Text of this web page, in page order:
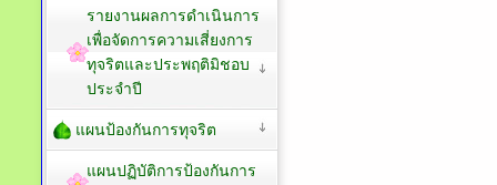
รายงานผลการดำเนินการ
เพื่อจัดการความเสี่ยงการ
ทุจริตและประพฤติมิชอบ
ประจำปี
แผนป้องกันการทุจริต
แผนปฏิบัติการป้องกันการ